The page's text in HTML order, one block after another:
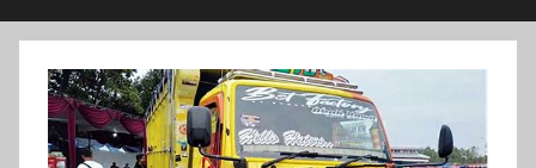
Ke
Gosipan
Berbagai
Kalangan